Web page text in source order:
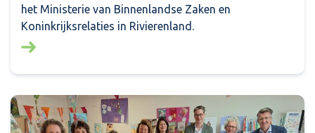
het Ministerie van Binnenlandse Zaken en
Koninkrijksrelaties in Rivierenland.
Lees meer over: Minister Pieter Heerma (BZK)